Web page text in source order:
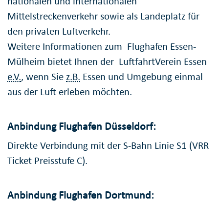
Mittelstreckenverkehr sowie als Landeplatz für
den privaten Luftverkehr.
Weitere Informationen zum Flughafen Essen-
Mülheim bietet Ihnen der LuftfahrtVerein Essen
e.V., wenn Sie z.B. Essen und Umgebung einmal
aus der Luft erleben möchten.
Anbindung Flughafen Düsseldorf:
Direkte Verbindung mit der S-Bahn Linie S1 (VRR
Ticket Preisstufe C).
Anbindung Flughafen Dortmund: